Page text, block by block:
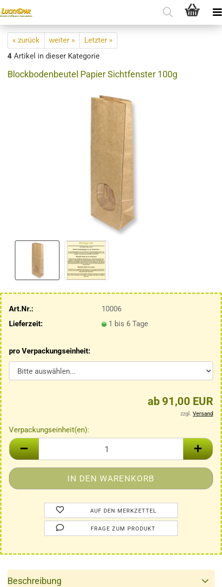
« zurück weiter »
Letzter »
4 Artikel in dieser Kategorie
Blockbodenbeutel Papier Sichtfenster 100g
Art.Nr.:
10006
Lieferzeit:
1 bis 6 Tage
pro Verpackungseinheit:
ab 91,00 EUR
zzgl. Versand
Verpackungseinheit(en):
Verpackungseinheit(en)
AUF DEN MERKZETTEL
FRAGE ZUM PRODUKT
Beschreibung